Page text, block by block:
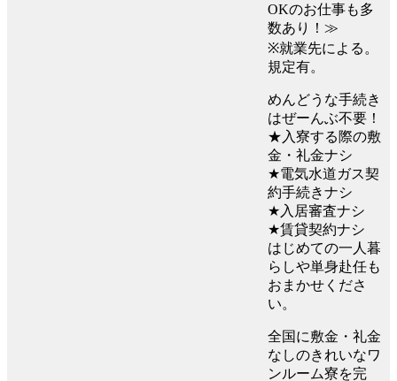
OKのお仕事も多
数あり！≫
※就業先による。
規定有。
めんどうな手続き
はぜーんぶ不要！
★入寮する際の敷
金・礼金ナシ
★電気水道ガス契
約手続きナシ
★入居審査ナシ
★賃貸契約ナシ
はじめての一人暮
らしや単身赴任も
おまかせくださ
い。
全国に敷金・礼金
なしのきれいなワ
ンルーム寮を完